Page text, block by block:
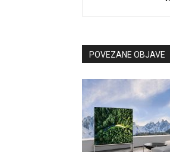
POVEZANE OBJAVE